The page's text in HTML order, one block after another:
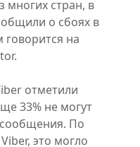
многих стран, в
о сбоях в
говорится на
отметили
33% не могут
По
это могло